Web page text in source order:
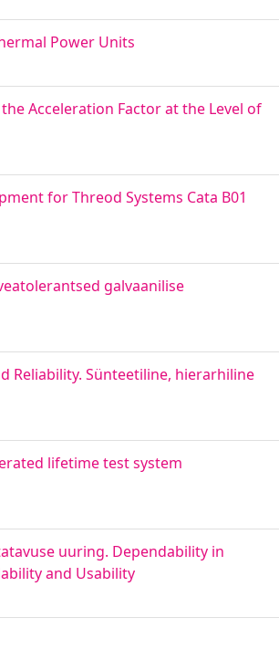
Power Units
Acceleration Factor at the Level of
for Threod Systems Cata B01
galvaanilise
Reliability. Sünteetiline, hierarhiline
lifetime test system
uuring. Dependability in
and Usability